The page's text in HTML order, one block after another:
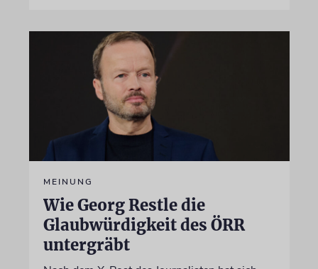
MEINUNG
Wie Georg Restle die
Glaubwürdigkeit des ÖRR
untergräbt